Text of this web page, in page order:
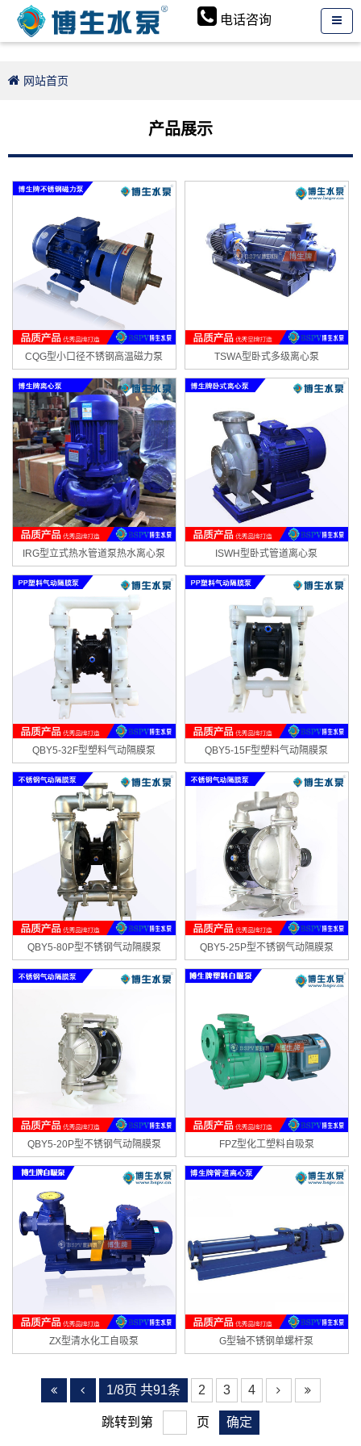
电话咨询
网站首页
产品展示
CQG型小口径不锈钢高温磁力泵 TSWA型卧式多级离心泵
IRG型立式热水管道泵热水离心泵 ISWH型卧式管道离心泵
QBY5-32F型塑料气动隔膜泵 QBY5-15F型塑料气动隔膜泵
QBY5-80P型不锈钢气动隔膜泵 QBY5-25P型不锈钢气动隔膜泵
QBY5-20P型不锈钢气动隔膜泵 FPZ型化工塑料自吸泵
ZX型清水化工自吸泵 G型轴不锈钢单螺杆泵
1/8页 共91条 2 3 4
跳转到第 页